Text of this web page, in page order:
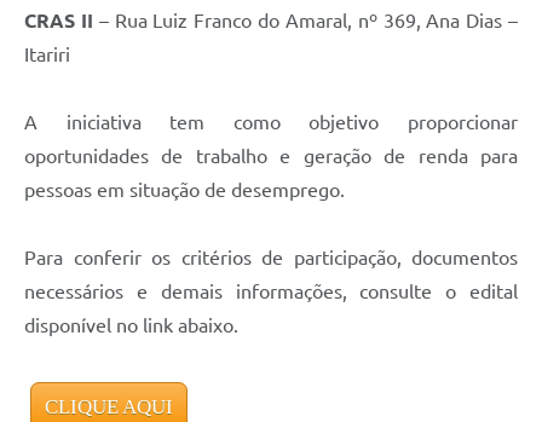
CRAS II – Rua Luiz Franco do Amaral, nº 369, Ana Dias –
Itariri
A iniciativa tem como objetivo proporcionar
oportunidades de trabalho e geração de renda para
pessoas em situação de desemprego.
Para conferir os critérios de participação, documentos
necessários e demais informações, consulte o edital
disponível no link abaixo.
CLIQUE AQUI